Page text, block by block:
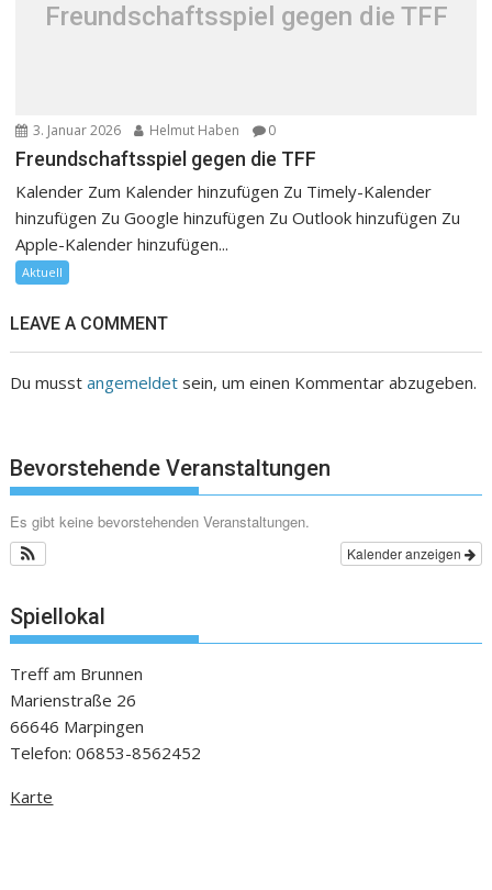
Freundschaftsspiel gegen die TFF
3. Januar 2026 Helmut Haben 0
Freundschaftsspiel gegen die TFF
Kalender Zum Kalender hinzufügen Zu Timely-Kalender
hinzufügen Zu Google hinzufügen Zu Outlook hinzufügen Zu
Apple-Kalender hinzufügen...
Aktuell
LEAVE A COMMENT
Du musstangemeldet sein, um einen Kommentar abzugeben.
Bevorstehende Veranstaltungen
Es gibt keine bevorstehenden Veranstaltungen.
Kalender anzeigen
Spiellokal
Treff am Brunnen
Marienstraße 26
66646 Marpingen
Telefon: 06853-8562452
Karte